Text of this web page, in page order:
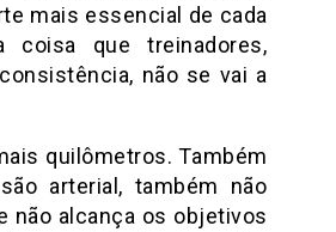
mais essencial de cada
que treinadores,
não se vai a
quilômetros. Também
arterial, também não
não alcança os objetivos